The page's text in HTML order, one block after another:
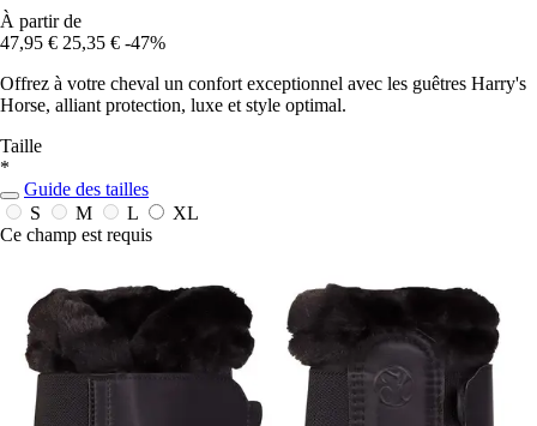
À partir de
47,95 € 25,35 € -47%
Offrez à votre cheval un confort exceptionnel avec les guêtres Harry's
Horse, alliant protection, luxe et style optimal.
Taille
*
Guide des tailles
S
M L
XL
Ce champ est requis